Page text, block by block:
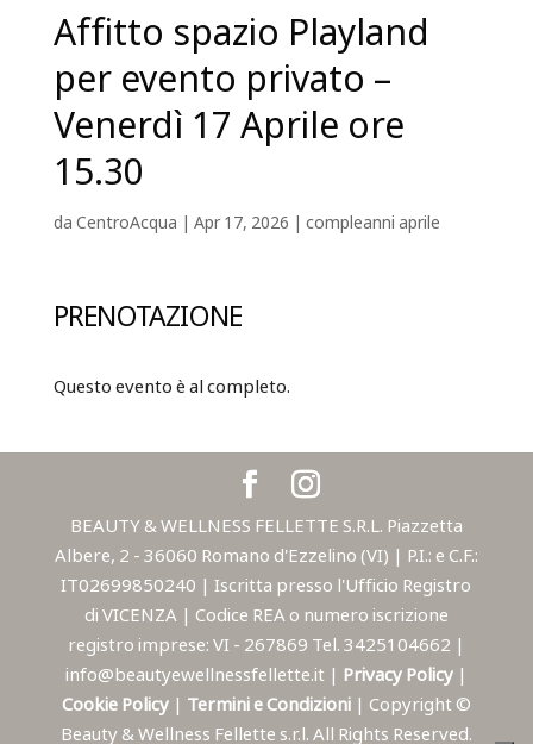
Affitto spazio Playland
per evento privato –
Venerdì 17 Aprile ore
15.30
daCentroAcqua | Apr 17, 2026 | compleanni aprile
PRENOTAZIONE
Questo evento è al completo.
BEAUTY & WELLNESS FELLETTE S.R.L. Piazzetta
Albere, 2 - 36060 Romano d'Ezzelino (VI) | P.I.: e C.F.:
IT02699850240 | Iscritta presso l'Ufficio Registro
di VICENZA | Codice REA o numero iscrizione
registro imprese: VI - 267869 Tel. 3425104662 |
info@beautyewellnessfellette.it | Privacy Policy |
Cookie Policy | Termini e Condizioni | Copyright ©
Beauty & Wellness Fellette s.r.l. All Rights Reserved.